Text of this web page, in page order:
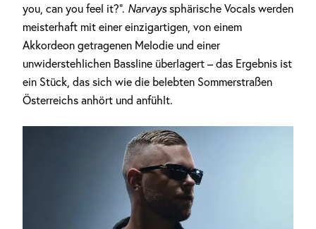
you, can you feel it?“. Narvayssphärische Vocals werden
meisterhaft mit einer einzigartigen, von einem
Akkordeon getragenen Melodie und einer
unwiderstehlichen Bassline überlagert – das Ergebnis ist
ein Stück, das sich wie die belebten Sommerstraßen
Österreichs anhört und anfühlt.